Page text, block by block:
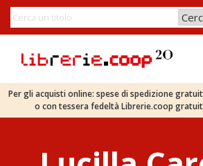
Per gli acquisti online: spese di spedizione
o con tessera fedeltà Librerie.coop